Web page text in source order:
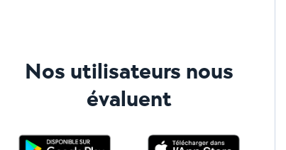
Nos utilisateurs nous
évaluent